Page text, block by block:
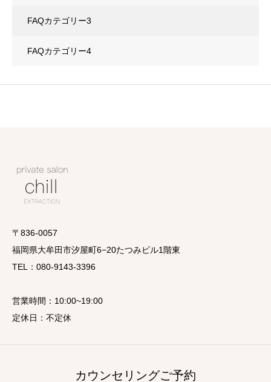
FAQカテゴリー3
FAQカテゴリー4
〒836-0057
福岡県大牟田市汐屋町6−20たつみビル1階東
TEL：080-9143-3396
営業時間：10:00~19:00
定休日：不定休
カウンセリングご予約